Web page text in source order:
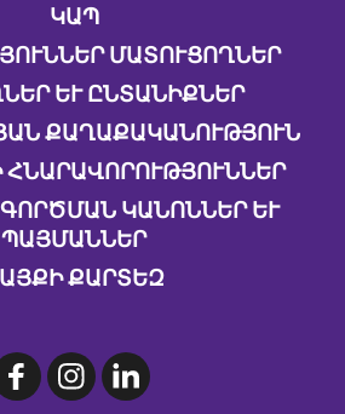
ԿԱՊ
ՄԱՏՈՒՑՈՂՆԵՐ
ԵՒ ԸՆՏԱՆԻՔՆԵՐ
ՔԱՂԱՔԱԿԱՆՈՒԹՅՈՒՆ
ՀՆԱՐԱՎՈՐՈՒԹՅՈՒՆՆԵՐ
ԿԱՆՈՆՆԵՐ ԵՒ Պ
ԱՅՄԱՆՆԵՐ
ՔԱՐՏԵԶ